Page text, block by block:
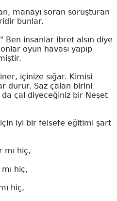
manayı soran soruşturan
bunlar.
Ben insanlar ibret alsın diye
oyun havası yapıp
içinize sığar. Kimisi
durur. Saz çalan birini
çal diyeceğiniz bir Neşet
için iyi bir felsefe eğitimi şart
mı hiç,
hiç,
hiç,